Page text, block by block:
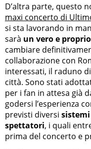
D’altra parte, questo
maxi concerto di
si sta lavorando in
sarà un vero e
cambiare
collaborazione con
interessati, il raduno
città. Sono stati
per i fan in attesa già
godersi l’esperienza
previsti diversi
spettatori, i quali
prima del concerto e